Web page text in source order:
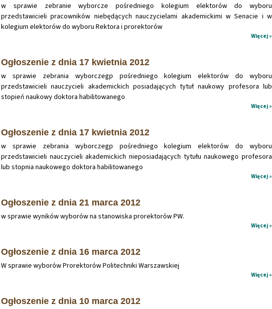
w sprawie zebranie wyborcze pośredniego kolegium elektorów do wyboru
przedstawicieli pracowników niebędących nauczycielami akademickimi w Senacie i w
kolegium elektorów do wyboru Rektora i prorektorów
Więcej »
Ogłoszenie z dnia 17 kwietnia 2012
w sprawie zebrania wyborczegp pośredniego kolegium elektorów do wyboru
przedstawicieli nauczycieli akademickich posiadających tytuł naukowy profesora lub
stopień naukowy doktora habilitowanego
Więcej »
Ogłoszenie z dnia 17 kwietnia 2012
w sprawie zebrania wyborczegp pośredniego kolegium elektorów do wyboru
przedstawicieli nauczycieli akademickich nieposiadających tytułu naukowego profesora
lub stopnia naukowego doktora habilitowanego
Więcej »
Ogłoszenie z dnia 21 marca 2012
w sprawie wyników wyborów na stanowiska prorektorów PW.
Więcej »
Ogłoszenie z dnia 16 marca 2012
W sprawie wyborów Prorektorów Politechniki Warszawskiej
Więcej »
Ogłoszenie z dnia 10 marca 2012